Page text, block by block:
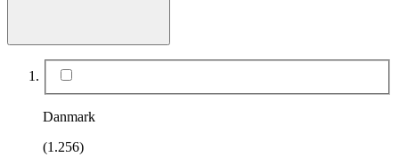
Danmark
(1.256)